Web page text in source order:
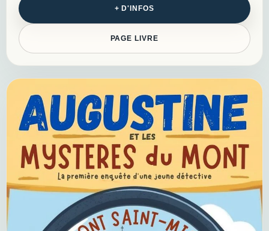
laisser…
+ D'INFOS
PAGE LIVRE